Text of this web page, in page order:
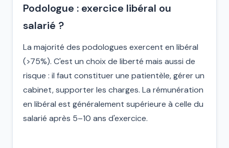
Podologue : exercice libéral ou
salarié ?
La majorité des podologues exercent en libéral
(>75%). C'est un choix de liberté mais aussi de
risque : il faut constituer une patientèle, gérer un
cabinet, supporter les charges. La rémunération
en libéral est généralement supérieure à celle du
salarié après 5–10 ans d'exercice.